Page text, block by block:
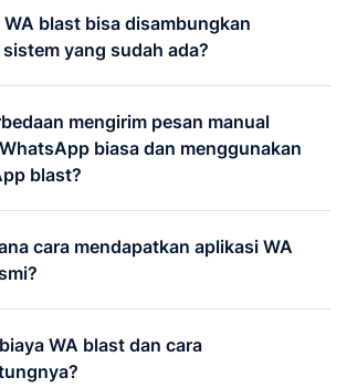
blast bisa disambungkan
yang sudah ada?
mengirim pesan manual
biasa dan menggunakan
blast?
cara mendapatkan aplikasi WA
WA blast dan cara